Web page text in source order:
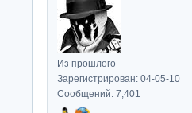
Из прошлого
Зарегистрирован: 04-05-10
Сообщений: 7,401